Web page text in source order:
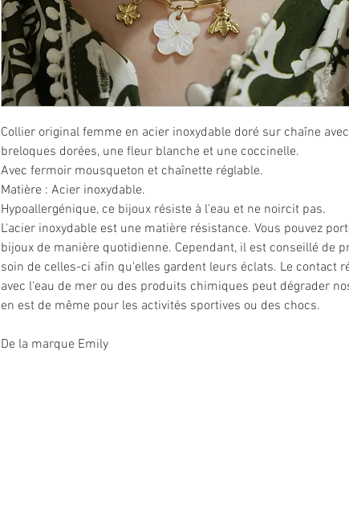
Collier original femme en acier inoxydable doré sur chaîne avec
breloques dorées, une fleur blanche et une coccinelle.
Avec fermoir mousqueton et chaînette réglable.
Matière : Acier inoxydable.
Hypoallergénique, ce bijoux résiste à l'eau et ne noircit pas.
L'acier inoxydable est une matière résistance. Vous pouvez
bijoux de manière quotidienne. Cependant, il est conseillé de
soin de celles-ci afin qu'elles gardent leurs éclats. Le contact
avec l'eau de mer ou des produits chimiques peut dégrader
en est de même pour les activités sportives ou des chocs.
De la marque Emily